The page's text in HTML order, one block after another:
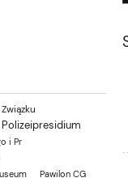
Polizeipresidium
i Pr
Pawilon CG